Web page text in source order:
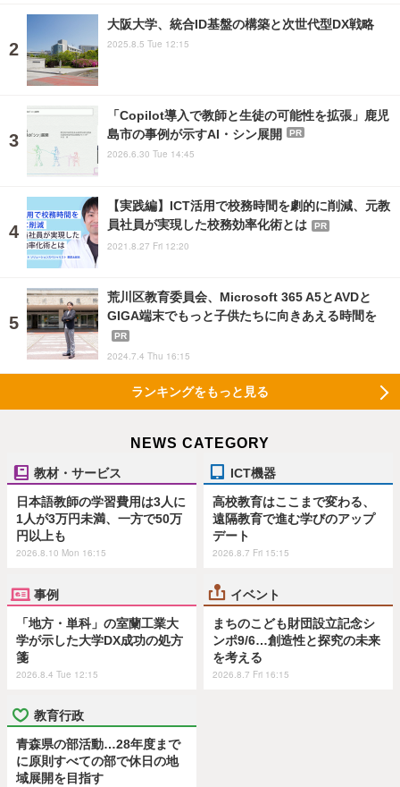
大阪大学、統合ID基盤の構築と次世代型DX戦略
2025.8.5 Tue 12:15
「Copilot導入で教師と生徒の可能性を拡張」鹿児
島市の事例が示すAI・シン展開
PR
2026.6.30 Tue 14:45
【実践編】ICT活用で校務時間を劇的に削減、元教
員社員が実現した校務効率化術とは
PR
2021.8.27 Fri 12:20
荒川区教育委員会、Microsoft 365 A5とAVDと
GIGA端末でもっと子供たちに向きあえる時間を
PR
2024.7.4 Thu 16:15
ランキングをもっと見る
NEWS CATEGORY
教材・サービス
日本語教師の学習費用は3人に
1人が3万円未満、一方で50万
円以上も
2026.8.10 Mon 16:15
ICT機器
高校教育はここまで変わる、
遠隔教育で進む学びのアップ
デート
2026.8.7 Fri 15:15
事例
「地方・単科」の室蘭工業大
学が示した大学DX成功の処方
箋
2026.8.4 Tue 12:15
イベント
まちのこども財団設立記念シ
ンポ9/6…創造性と探究の未来
を考える
2026.8.7 Fri 16:15
教育行政
青森県の部活動…28年度まで
に原則すべての部で休日の地
域展開を目指す